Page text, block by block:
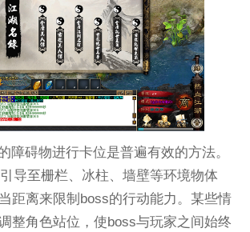
障碍物进行卡位是普遍有效的方法。
导至栅栏、冰柱、墙壁等环境物体
距离来限制boss的行动能力。某些情
整角色站位，使boss与玩家之间始终